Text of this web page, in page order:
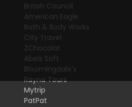
British Council
American Eagle
Bath & Body Works
City Travel
ZChocolat
Abels Soft
Bloomingdale's
Rayna Tours
Mytrip
PatPat